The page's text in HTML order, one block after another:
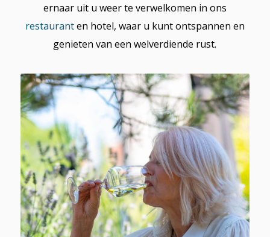
ernaar uit u weer te verwelkomen in ons
restauranten hotel, waar u kunt ontspannen en
genieten van een welverdiende rust.